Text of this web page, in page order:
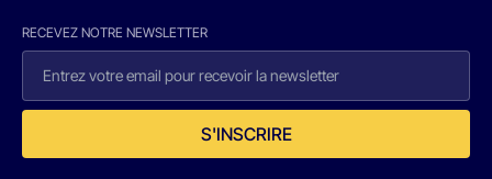
RECEVEZ NOTRE NEWSLETTER
S'INSCRIRE